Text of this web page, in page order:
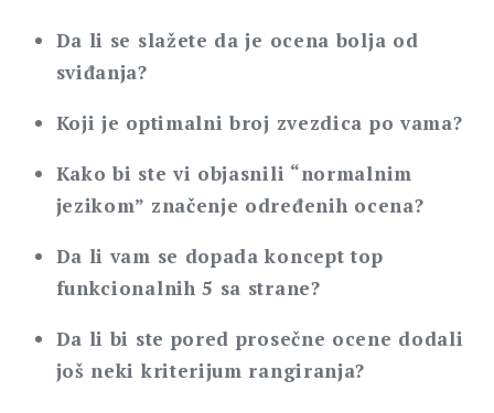
Da li se slažete da je ocena bolja od
sviđanja?
Koji je optimalni broj zvezdica po vama?
Kako bi ste vi objasnili “normalnim
jezikom” značenje određenih ocena?
Da li vam se dopada koncept top
funkcionalnih 5 sa strane?
Da li bi ste pored prosečne ocene dodali
još neki kriterijum rangiranja?